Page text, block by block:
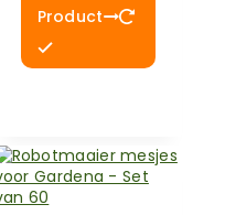
Product